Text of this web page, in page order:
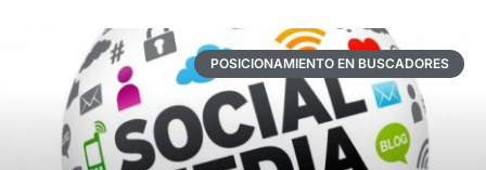
POSICIONAMIENTO EN BUSCADORES